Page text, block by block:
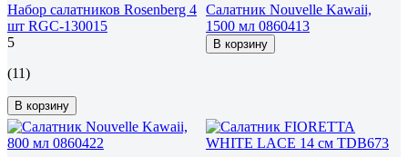
Набор салатников Rosenberg 4
шт RGC-130015
5
(11)
В корзину
Салатник Nouvelle Kawaii,
1500 мл 0860413
В корзину